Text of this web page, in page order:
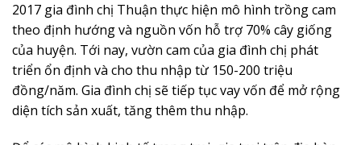
2017 gia đình chị Thuận thực hiện mô hình trồng cam
theo định hướng và nguồn vốn hỗ trợ 70% cây giống
của huyện. Tới nay, vườn cam của gia đình chị phát
triển ổn định và cho thu nhập từ 150-200 triệu
đồng/năm. Gia đình chị sẽ tiếp tục vay vốn để mở rộng
diện tích sản xuất, tăng thêm thu nhập.